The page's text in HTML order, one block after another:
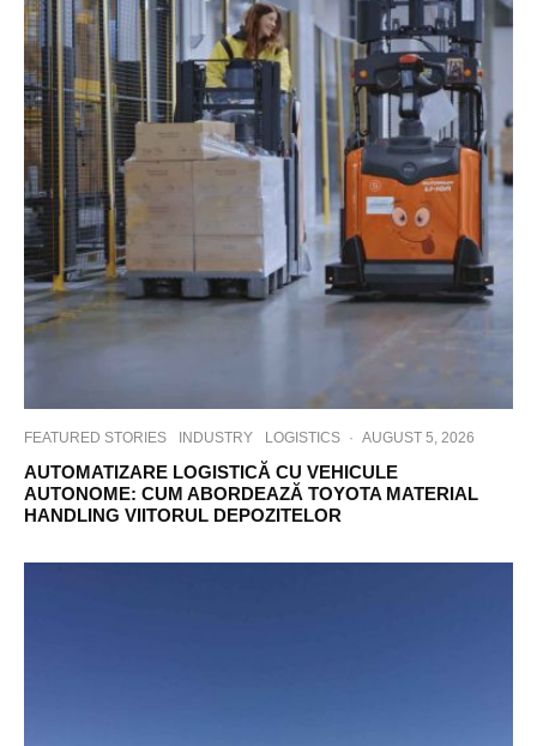
FEATURED STORIES INDUSTRY LOGISTICS · AUGUST 5, 2026
AUTOMATIZARE LOGISTICĂ CU VEHICULE
AUTONOME: CUM ABORDEAZĂ TOYOTA MATERIAL
HANDLING VIITORUL DEPOZITELOR